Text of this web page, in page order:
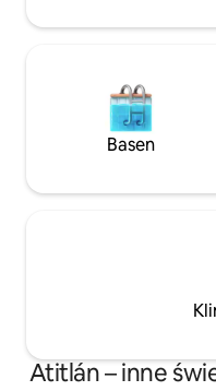
zachodami słońca.
Basen
Atitlán – inne